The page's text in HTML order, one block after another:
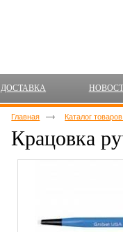
ДОСТАВКА
Главная Каталог
Крацовка